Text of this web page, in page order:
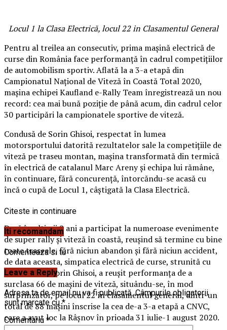
Locul 1 la Clasa Electrică, locul 22 in Clasamentul General
Pentru al treilea an consecutiv, prima mașină electrică de
curse din România face performanță în cadrul competițiilor
de automobilism sportiv. Aflată la a 3-a etapă din
Campionatul Național de Viteză în Coastă Total 2020,
mașina echipei Kaufland e-Rally Team înregistrează un nou
record: cea mai bună poziție de până acum, din cadrul celor
30 participări la campionatele sportive de viteză.
Condusă de Sorin Ghisoi, respectat în lumea
motorsportului datorită rezultatelor sale la competițiile de
viteză pe traseu montan, mașina transformată din termică
în electrică de catalanul Marc Areny și echipa lui rămâne,
în continuare, fără concurență, întorcăndu-se acasă cu
încă o cupă de Locul 1, câștigată la Clasa Electrică.
Dacă în ultimii 2 ani a participat la numeroase evenimente
de super rally și viteză în coastă, reușind să termine cu bine
toate traseele, fără niciun abandon și fără niciun accident,
de data aceasta, simpatica electrică de curse, strunită cu
măiestrie de Sorin Ghisoi, a reușit performanța de a
surclasa 66 de mașini de viteză, situându-se, în mod
surprinzător, pe locul 22 în clasamentul general, dintr-un
total de 88 mașini înscrise la cea de-a 3-a etapă a CNVC,
care a avut loc la Râșnov în prioada 31 iulie-1 august 2020.
Citeste in continuare
Iti recomandam
Comenteaza si tu
Leave a Reply
Adresa ta de email nu va fi publicată. Câmpurile obligatorii
sunt marcate cu*
Comentariu *